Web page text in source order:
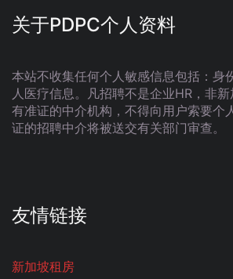
关于PDPC个人资料
本站不收集任何个人敏感信息包括：身
人医疗信息。凡招聘不是企业HR，非
有准证的中介机构，不得向用户索要个
证的招聘中介将被送交有关部门审查。
友情链接
新加坡租房